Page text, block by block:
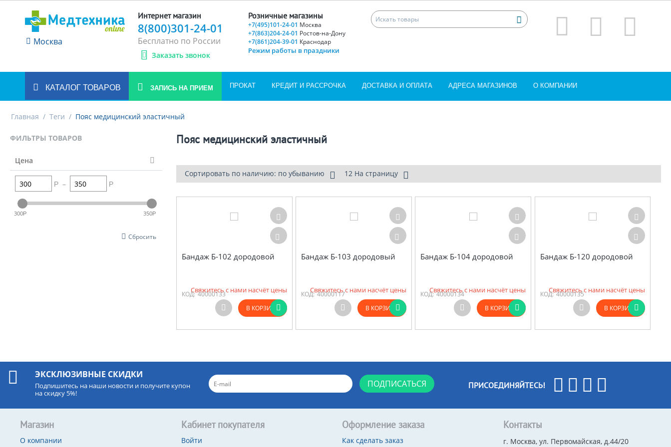
Москва
Интернет магазин
8(800)301-24-01
Бесплатно по России
Заказать звонок
Розничные магазины
+7(495)101-24-01 Москва
+7(863)204-24-01 Ростов-на-Дону
+7(861)204-39-01 Краснодар
Режим работы в праздники
КАТАЛОГ ТОВАРОВ ЗАПИСЬ НА ПРИЕМ ПРОКАТ КРЕДИТ И РАССРОЧКА ДОСТАВКА И ОПЛАТА АДРЕСА МАГАЗИНОВ О КОМПАНИИ
Главная / Теги / Пояс медицинский эластичный
ФИЛЬТРЫ ТОВАРОВ
Цена
Р – Р
300Р 350Р
Сбросить
Пояс медицинский эластичный
Сортировать по наличию: по убыванию 12 На страницу
Бандаж Б-102 дородовой
КОД: 40000133
Свяжитесь с нами насчёт цены
В КОРЗИНУ
Бандаж Б-103 дородовый
КОД: 40000117
Свяжитесь с нами насчёт цены
В КОРЗИНУ
Бандаж Б-104 дородовой
КОД: 40000134
Свяжитесь с нами насчёт цены
В КОРЗИНУ
Бандаж Б-120 дородовой
КОД: 40000135
Свяжитесь с нами насчёт цены
В КОРЗИНУ
ЭКСКЛЮЗИВНЫЕ СКИДКИ
Подпишитесь на наши новости и получите купон
на скидку 5%!
ПОДПИСАТЬСЯ ПРИСОЕДИНЯЙТЕСЬ!
Магазин
О компании
Кабинет покупателя
Войти
Оформление заказа
Как сделать заказ
Контакты
г. Москва, ул. Первомайская, д.44/20